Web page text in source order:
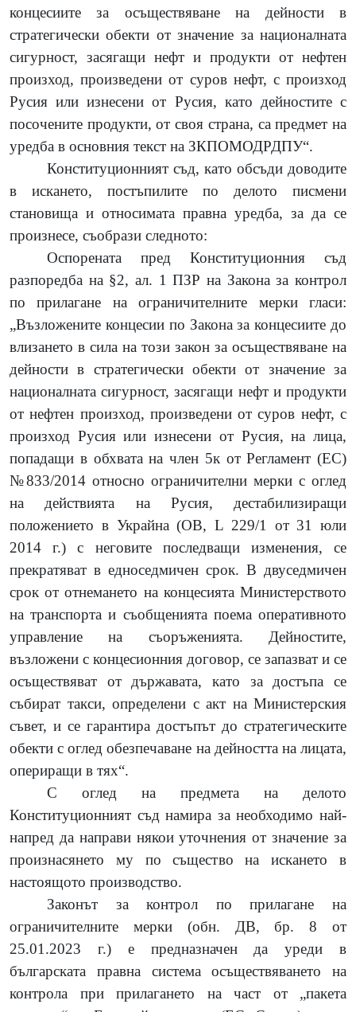
концесиите за осъществяване на дейности в
стратегически обекти от значение за националната
сигурност, засягащи нефт и продукти от нефтен
произход, произведени от суров нефт, с произход
Русия или изнесени от Русия, като дейностите с
посочените продукти, от своя страна, са предмет на
уредба в основния текст на ЗКПОМОДРДПУ“.
Конституционният съд, като обсъди доводите
в искането, постъпилите по делото писмени
становища и относимата правна уредба, за да се
произнесе, съобрази следното:
Оспорената пред Конституционния съд
разпоредба на §2, ал. 1 ПЗР на Закона за контрол
по прилагане на ограничителните мерки гласи:
„Възложените концесии по Закона за концесиите до
влизането в сила на този закон за осъществяване на
дейности в стратегически обекти от значение за
националната сигурност, засягащи нефт и продукти
от нефтен произход, произведени от суров нефт, с
произход Русия или изнесени от Русия, на лица,
попадащи в обхвата на член 5к от Регламент (ЕС)
№833/2014 относно ограничителни мерки с оглед
на действията на Русия, дестабилизиращи
положението в Украйна (OB, L 229/1 от 31 юли
2014 г.) с неговите последващи изменения, се
прекратяват в едноседмичен срок. В двуседмичен
срок от отнемането на концесията Министерството
на транспорта и съобщенията поема оперативното
управление на съоръженията. Дейностите,
възложени с концесионния договор, се запазват и се
осъществяват от държавата, като за достъпа се
събират такси, определени с акт на Министерския
съвет, и се гарантира достъпът до стратегическите
обекти с оглед обезпечаване на дейността на лицата,
опериращи в тях“.
С оглед на предмета на делото
Конституционният съд намира за необходимо най-
напред да направи някои уточнения от значение за
произнасянето му по същество на искането в
настоящото производство.
Законът за контрол по прилагане на
ограничителните мерки (обн. ДВ, бр. 8 от
25.01.2023 г.) е предназначен да уреди в
българската правна система осъществяването на
контрола при прилагането на част от „пакета